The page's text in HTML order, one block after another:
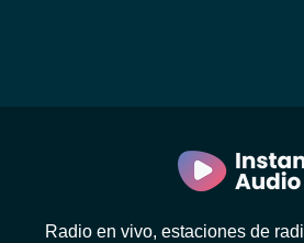
Radio en vivo, estaciones de